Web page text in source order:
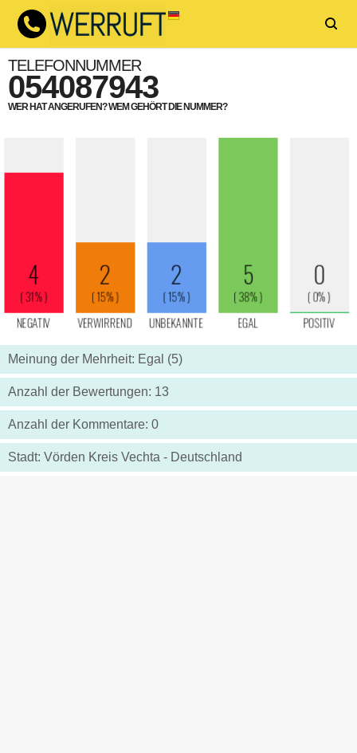
TELEFONNUMMER
054087943
WER HAT ANGERUFEN? WEM GEHÖRT DIE NUMMER?
Meinung der Mehrheit: Egal (5)
Anzahl der Bewertungen: 13
Anzahl der Kommentare: 0
Stadt: Vörden Kreis Vechta - Deutschland